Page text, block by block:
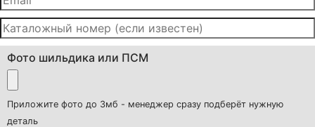
Фото шильдика или ПСМ
Приложите фото до 3мб - менеджер сразу подберёт нужную
деталь